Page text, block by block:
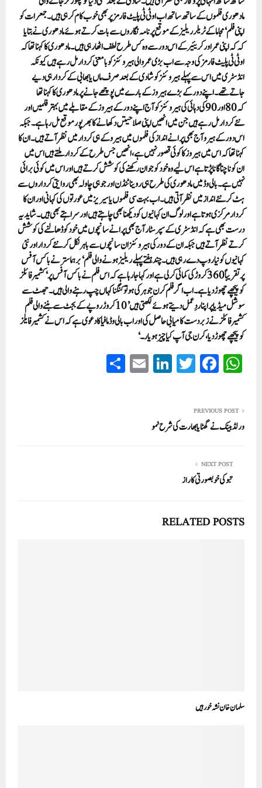
مادھوری فلموں کے ساتھ ساتھ اب او ٹی ٹی پلیٹ فارمز پر بھی خوب کام کر ہی ہیں۔ جمعرات کو
اپنی فلم ‘مجا ما کے ٹریلر ریلیز کے موقع پر نامہ نگاروں سے بات کرتے ہوئے مادھوری نے بتایا
کہ کہ اپنی عمر اور کریئیر کے اس دور سے وہ کس طرح لطف اٹھا رہی ہیں۔مادھوری کا کہنا تھا کہ
او ٹی ٹی پلیٹ فارمز کی وجہ سے اب بڑی عمر والی ہیروئنز کو با معنی کردار مل رہے ہیں کیونکہ
انڈسٹری میں اس سے پہلے ہیروئنز کو شادی کے بعد صرف ماں یا بھابی کےکردار ہی دیے
جاتے تھے۔اپنے دور کے بڑے ہیروز کے بارے میں پوچھے جانے پر مادھوری کا کہنا تھا
کہ 80 اور 90 کی دہائی کی ہیروئنز کو آج اپنے دور کے ہیروز کے مقابلے میں بہتر فلمیں اور
نئے کردار مل رہے ہیں جن میں انھیں اپنی صلاحیتں دکھانے کا بھر پور موقع مل رہا ہے۔ جبکہ
اس دور کے ہیرو آج بھی پرانے انداز کی فلموں میں ہیرو کے ہی کردار میں نظر آتے ہیں۔ان کا
کہنا تھا کہ اس میں ہیروز کا کوئی قصور نہیں ہے، انھیں جس طرح کے کردار ملتے ہیں اس میں
ان کو ناچنا گانا پڑتا ہے اس لیے وہ خود کو جوان رکھنے کی کوشش کرتے ہیں اور اس میں کوئی برائی
نہیں ہے۔بالی وڈ میں مادھوری کی طرح ہی روینا ٹنڈن اور جوہی چاولہ بھی روایتی کرداروں سے
ہٹ کر نئے انداز میں نظر آتی ہیں۔اب بہت سی فلموں یا سیریز میں عورتوں کی کہانی اور ان کا
کردار مرکزی ہوتا ہے اور لوگ ان کہانیوں کو دیکھنا بھی چاہتے ہیں اور سراہتے بھی ہیں۔شاید یہ
درست بھی ہے کہ انڈسٹری کے سپر سٹار آج بھی پرانے سانچوں میں خود کو ڈھالنے کی کوشش
کرتے نظر آتے ہیں جبکہ ان کے دور کی ہیروئنز ان سانچوں سے باہر نکل کر نئے کردار اور نئی
کہانیوں کو نیا روپ دے رہی ہیں۔چند ہفتے پہلے ریلیز ہونے والی فلم ‘برہماستر نے باکس آفس
پر تقریباً 360 کروڑ کی کمائی کر لی ہے اور کہا جا رہا ہے کہ اس فلم نے باکس آفس پر ‘کشمیر فائلز
کو پیچھے چھوڑ دیا ہے۔اب اگر فلم کرن جوہر کی ہو تو کنگنا کہاں چپ رہنے والی ہیں۔ جھٹ سے
سوشل میڈیا پر اپنا ردِ عمل دیتے ہوئے لکھتی ہیں ’10 کروڑ روپے کے بجٹ سے بننے والی فلم
کشمیر فائلز نے زبردست کامیابی حاصل کی اور اب بالی وڈ مافیا کا دعوی ہے کہ اس نے کشمیر فایلز
کو پیچھے چھوڑ دیا، کرن جی آپ کیا چیز ہو یار۔‘
W
ha
A
pp
Fa
ce
ok
T
wi
r
Li
nk
In
E
m
PREVIOUS POST
ورلڈ بینک نے گھٹایا بھارت کی شرح نمو
NEXT POST
تبو کی خوبصورتی کا راز
RELATED POSTS
سلمان خان نشہ خور ہیں